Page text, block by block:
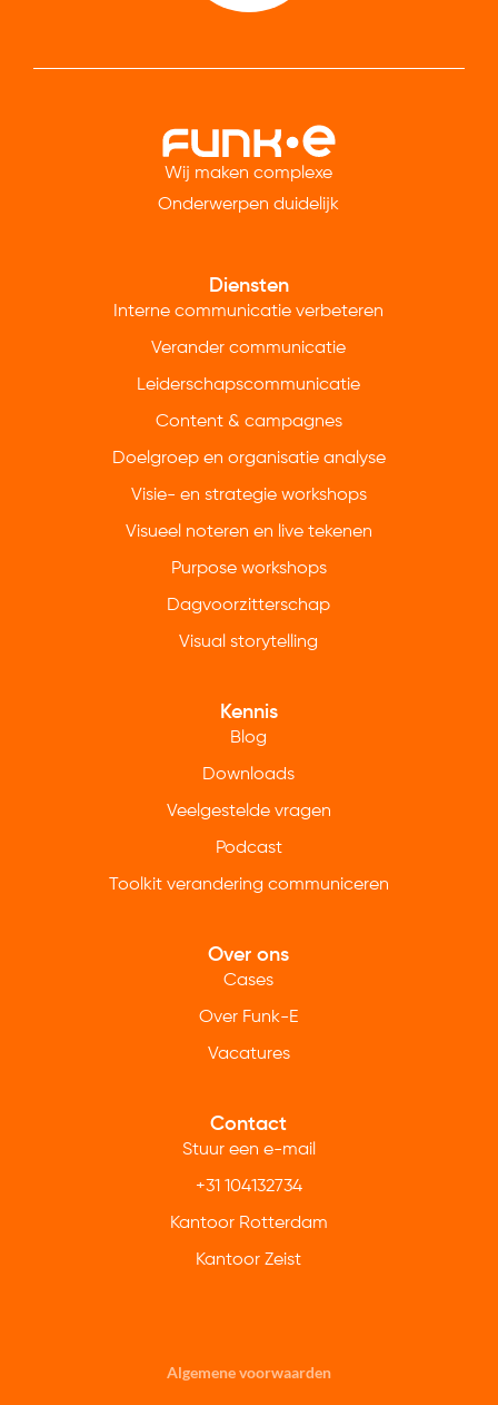
Wij maken complexe
Onderwerpen duidelijk
Diensten
Interne communicatie verbeteren
Verander communicatie
Leiderschapscommunicatie
Content & campagnes
Doelgroep en organisatie analyse
Visie- en strategie workshops
Visueel noteren en live tekenen
Purpose workshops
Dagvoorzitterschap
Visual storytelling
Kennis
Blog
Downloads
Veelgestelde vragen
Podcast
Toolkit verandering communiceren
Over ons
Cases
Over Funk-E
Vacatures
Contact
Stuur een e-mail
+31 104132734
Kantoor Rotterdam
Kantoor Zeist
Algemene voorwaarden